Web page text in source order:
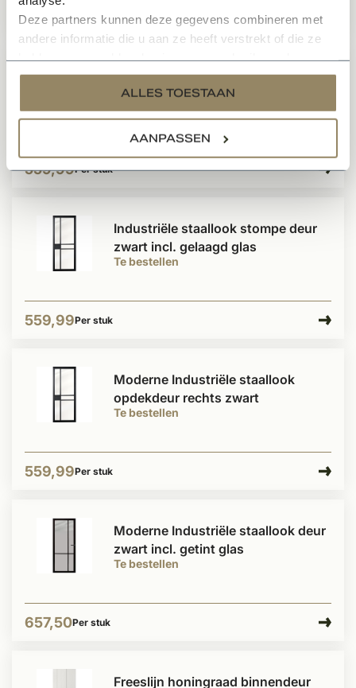
Deze partners kunnen deze gegevens combineren met
andere informatie die u aan ze heeft verstrekt of die ze
services.
ALLES TOESTAAN
AANPASSEN
559,99Per stuk
Te bestellen
Industriële staallook binnendeur
zwart incl. gelaagd glas
559,99Per stuk
Te bestellen
Industriële staallook stompe deur
zwart incl. gelaagd glas
559,99Per stuk
Te bestellen
Moderne Industriële staallook
opdekdeur rechts zwart
559,99Per stuk
Te bestellen
Moderne Industriële staallook deur
zwart incl. getint glas
657,50Per stuk
Freeslijn honingraad binnendeur